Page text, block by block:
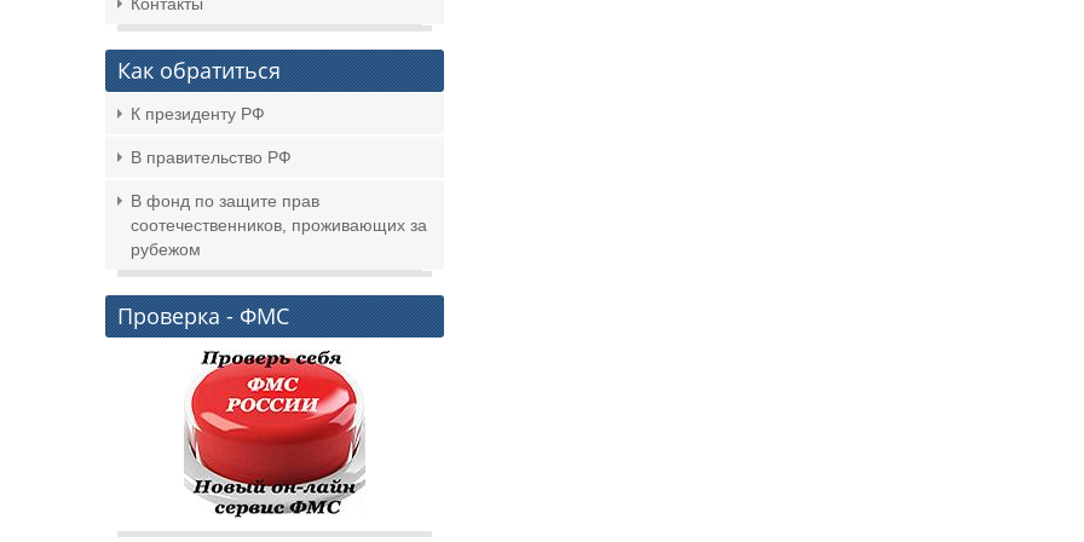
Как обратиться
К президенту РФ
В правительство РФ
В фонд по защите прав
соотечественников, проживающих за
рубежом
Проверка - ФМС